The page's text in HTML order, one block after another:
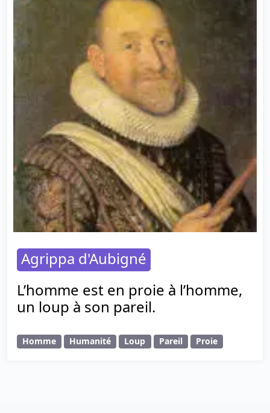
Agrippa d'Aubigné
L’homme est en proie à l’homme,
un loup à son pareil.
Homme Humanité Loup Pareil Proie